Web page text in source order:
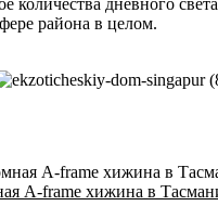
количества дневного
района в целом.
A-frame хижина в